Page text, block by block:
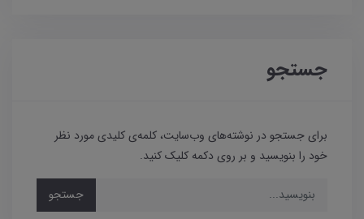
جستجو
برای جستجو در نوشته‌های وب‌سایت، کلمه‌ی کلیدی مورد نظر
خود را بنویسید و بر روی دکمه کلیک کنید.
جستجو